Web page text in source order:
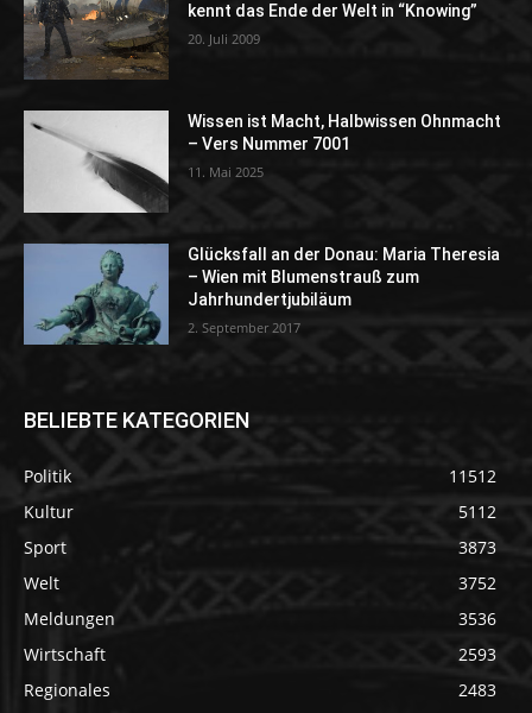
kennt das Ende der Welt in “Knowing”
20. Juli 2009
Wissen ist Macht, Halbwissen Ohnmacht
– Vers Nummer 7001
11. Mai 2025
Glücksfall an der Donau: Maria Theresia
– Wien mit Blumenstrauß zum
Jahrhundertjubiläum
2. September 2017
BELIEBTE KATEGORIEN
Politik
11512
Kultur
5112
Sport
3873
Welt
3752
Meldungen
3536
Wirtschaft
2593
Regionales
2483